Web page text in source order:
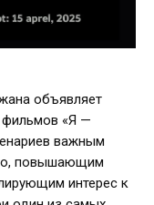
объявляет
фильмов «Я —
важным
повышающим
интерес к